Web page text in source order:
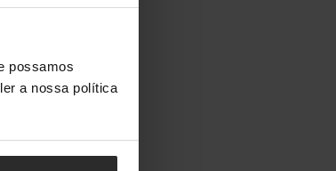
possamos
a nossa política